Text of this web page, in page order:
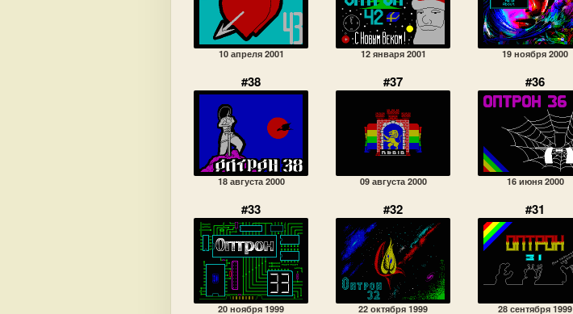
10 апреля 2001 12 января 2001 19 ноября 2000
#38
18 августа 2000
#37
09 августа 2000
#36
16 июня 2000
#33
20 ноября 1999
#32
22 октября 1999
#31
28 сентября 1999